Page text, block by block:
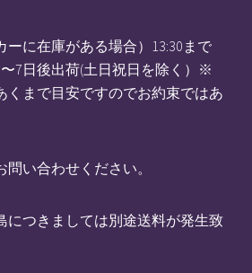
に在庫がある場合）13:30まで
7日後出荷(土日祝日を除く）※
くまで目安ですのでお約束ではあ
い合わせください。
につきましては別途送料が発生致